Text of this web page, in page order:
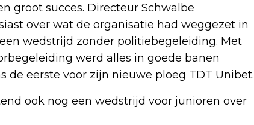
groot succes. Directeur Schwalbe
over wat de organisatie had weggezet in
wedstrijd zonder politiebegeleiding. Met
werd alles in goede banen
eerste voor zijn nieuwe ploeg TDT Unibet.
ook nog een wedstrijd voor junioren over